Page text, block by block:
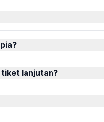
tiket lanjutan?